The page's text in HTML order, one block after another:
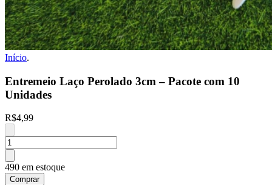
Início.
Entremeio Laço Perolado 3cm – Pacote com 10
Unidades
R$4,99
490 em estoque
Comprar